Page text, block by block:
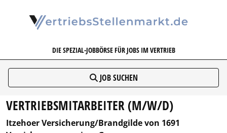
DIE SPEZIAL-JOBBÖRSE FÜR JOBS IM VERTRIEB
JOB SUCHEN
VERTRIEBSMITARBEITER (M/W/D)
Itzehoer Versicherung/Brandgilde von 1691